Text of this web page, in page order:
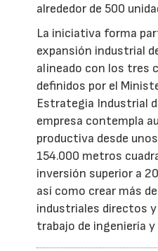
alrededor de 500
La iniciativa forma
expansión industrial
alineado con los tres
definidos por el
Estrategia Industrial
empresa contempla
productiva desde
154.000 metros
inversión superior a
así como crear más
industriales directos
trabajo de ingeniería